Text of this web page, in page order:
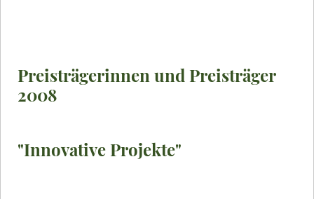
Preisträgerinnen und Preisträger
2008
"Innovative Projekte"